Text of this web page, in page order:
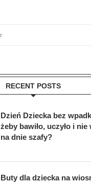
RECENT POSTS
Dzień Dziecka bez
żeby bawiło, uczyło i nie
na dnie szafy?
Buty dla dziecka na